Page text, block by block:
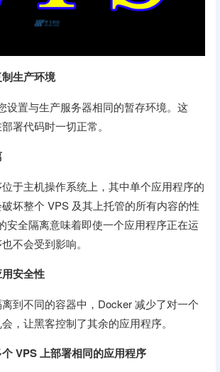
生产环境
设置与生产服务器相同的暂存环境。这
署代码时一切正常。
于主机操作系统上，其中单个应用程序的
坏整个 VPS 及其上托管的所有内容的性
安全隔离意味着即使一个应用程序正在运
不会受到影响。
安全性
到不同的容器中，Docker 减少了对一个
，让黑客控制了其余的应用程序。
VPS 上部署相同的应用程序